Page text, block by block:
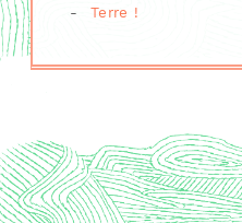
-
Terre !